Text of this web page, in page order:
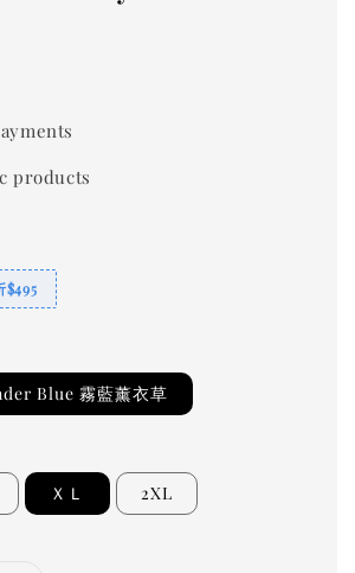
products
$495
Blue 霧藍薰衣草
ＸＬ 2XL